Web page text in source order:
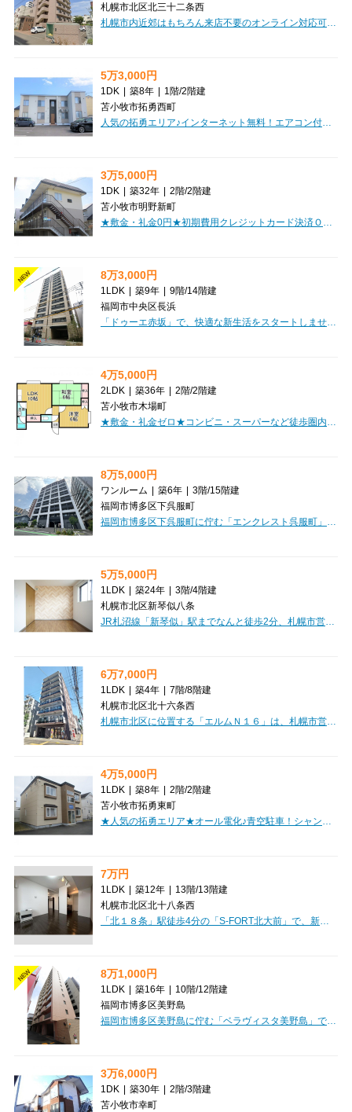
札幌市北区北三十二条西
5万3,000円
1DK | 築8年 | 1階/2階建
苫小牧市拓勇西町
3万5,000円
1DK | 築32年 | 2階/2階建
苫小牧市明野新町
NEW 8万3,000円
1LDK | 築9年 | 9階/14階建
福岡市中央区長浜
4万5,000円
2LDK | 築36年 | 2階/2階建
苫小牧市木場町
8万5,000円
ワンルーム | 築6年 | 3階/15階建
福岡市博多区下呉服町
5万5,000円
1LDK | 築24年 | 3階/4階建
札幌市北区新琴似八条
6万7,000円
1LDK | 築4年 | 7階/8階建
札幌市北区北十六条西
4万5,000円
1LDK | 築8年 | 2階/2階建
苫小牧市拓勇東町
7万円
1LDK | 築12年 | 13階/13階建
札幌市北区北十八条西
NEW 8万1,000円
1LDK | 築16年 | 10階/12階建
福岡市博多区美野島
3万6,000円
1DK | 築30年 | 2階/3階建
苫小牧市幸町